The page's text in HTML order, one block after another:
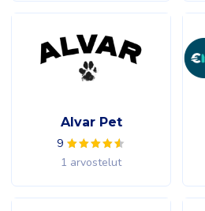
Alvar Pet
9
1 arvostelut